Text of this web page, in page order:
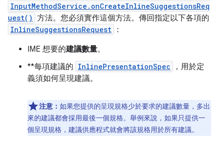
InputMethodService.onCreateInlineSuggestionsReq
uest() 方法。您必須實作這個方法。傳回指定以下各項的
InlineSuggestionsRequest
：
IME 想要的建議數量。
**每項建議的 InlinePresentationSpec
，用於定
義須如何呈現建議。
注意： 如果您提供的呈現規格少於要求的建議數量，多出
來的建議都會採用最後一個規格。舉例來說，如果只提供一
個呈現規格，建議供應程式就會將該規格用於所有建議。